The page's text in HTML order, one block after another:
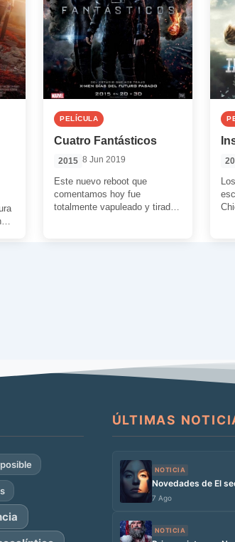
PELÍCULA
Cuatro Fantásticos
2015 8 Jun 2019
Este nuevo reboot que
comentamos hoy fue
totalmente vapuleado y tirado
ÚLTIMAS
NOTICIA
Novedades de El
7 Ago
NOTICIA